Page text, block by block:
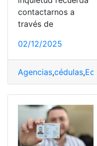
contactarnos a
través de
02/12/2025
Agencias,cédulas,